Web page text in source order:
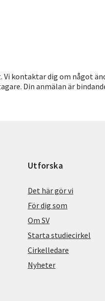
kontaktar dig om något
Din anmälan är
Utforska
Det här gör vi
För dig som
Om SV
Starta studiecirkel
Cirkelledare
Nyheter